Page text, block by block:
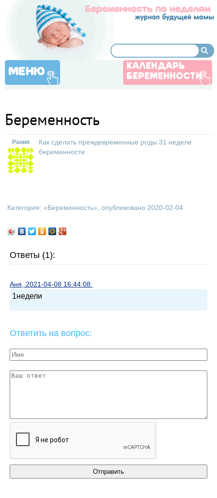
МЕНЮ
КАЛЕНДАРЬ
БЕРЕМЕННОСТИ
Беременность
Рания
Как сделать преждевременные роды 31 неделе
беременности
Категория: «Беременность», опубликовано 2020-02-04
Ответы (1):
Аня, 2021-04-08 16:44:08:
1недели
Ответить на вопрос: